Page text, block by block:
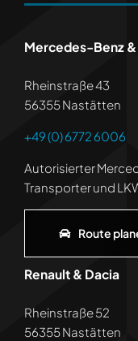
Mercedes-Benz
Rheinstraße 43
56355 Nastätten
+49 (0) 6772 6006
Autorisierter
Transporter und
Route
Renault & Dacia
Rheinstraße 52
56355 Nastätten